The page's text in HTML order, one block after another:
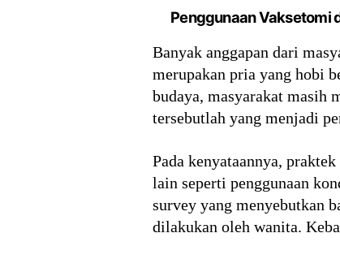
Penggunaan Vaksetomi
Banyak anggapan dari
merupakan pria yang hobi
budaya, masyarakat masih
tersebutlah yang menjadi
Pada kenyataannya,
lain seperti penggunaan
survey yang menyebutkan
dilakukan oleh wanita.